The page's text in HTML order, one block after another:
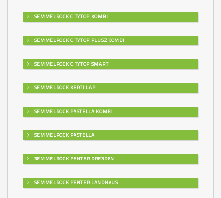
SEMMELROCK CITYTOP KOMBI
SEMMELROCK CITYTOP PLUSZ KOMBI
SEMMELROCK CITYTOP SMART
SEMMELROCK KERTI LAP
SEMMELROCK PASTELLA KOMBI
SEMMELROCK PASTELLA
SEMMELROCK PENTER DRESDEN
SEMMELROCK PENTER LANDHAUS